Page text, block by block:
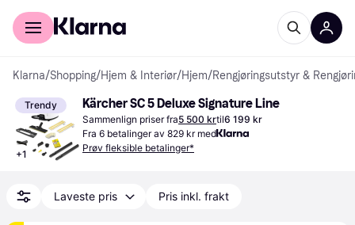
For kunder
Klarna/Shopping/Hjem & Interiør/Hjem/Rengjøringsutstyr &
Trendy
+1
Kärcher SC 5 Deluxe Signature Line
Sammenlign priser fra5 500 krtil6 199 kr
Fra 6 betalinger av 829 kr med
Prøv fleksible betalinger*
Laveste pris Pris inkl. frakt